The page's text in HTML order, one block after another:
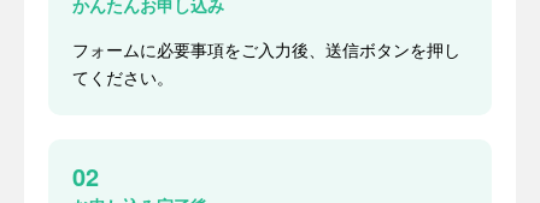
かんたんお申し込み
フォームに必要事項をご入力後、送信ボタンを押し
てください。
02